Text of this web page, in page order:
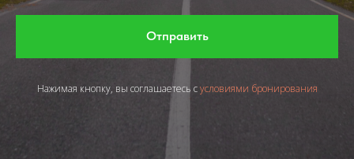
Отправить
Нажимая кнопку, вы соглашаетесь сусловиями бронирования